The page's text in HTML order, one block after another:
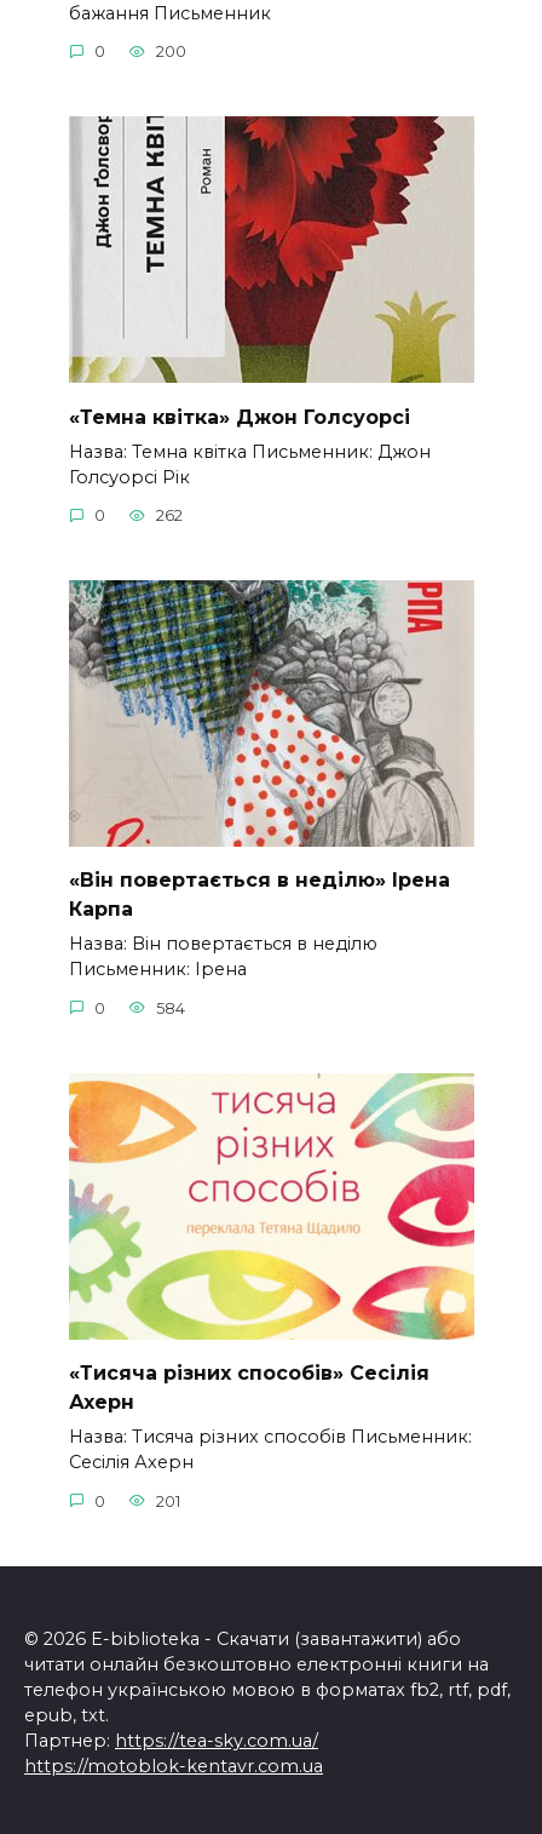
бажання Письменник
0 200
«Темна квітка» Джон Голсуорсі
Назва: Темна квітка Письменник: Джон
Голсуорсі Рік
0 262
«Він повертається в неділю» Ірена
Карпа
Назва: Він повертається в неділю
Письменник: Ірена
0 584
«Тисяча різних способів» Сесілія
Ахерн
Назва: Тисяча різних способів Письменник:
Сесілія Ахерн
0 201
© 2026 E-biblioteka - Скачати (завантажити) або
читати онлайн безкоштовно електронні книги на
телефон українською мовою в форматах fb2, rtf, pdf,
epub, txt.
Партнер: https://tea-sky.com.ua/
https://motoblok-kentavr.com.ua